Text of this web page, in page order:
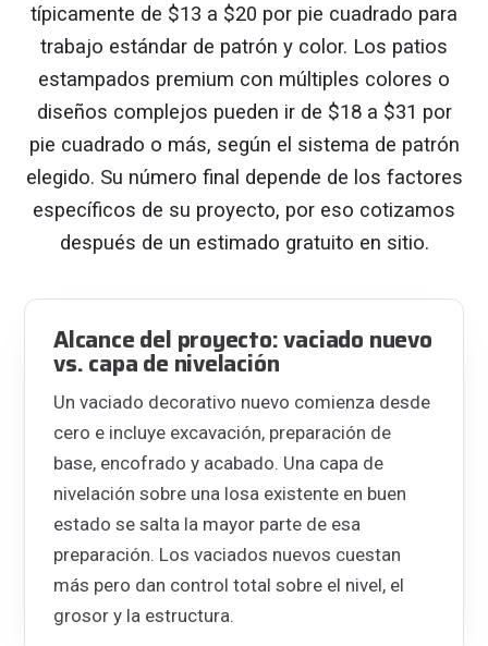
típicamente de $13 a $20 por pie cuadrado para
trabajo estándar de patrón y color. Los patios
estampados premium con múltiples colores o
diseños complejos pueden ir de $18 a $31 por
pie cuadrado o más, según el sistema de patrón
elegido. Su número final depende de los factores
específicos de su proyecto, por eso cotizamos
después de un estimado gratuito en sitio.
Alcance del proyecto: vaciado nuevo
vs. capa de nivelación
Un vaciado decorativo nuevo comienza desde
cero e incluye excavación, preparación de
base, encofrado y acabado. Una capa de
nivelación sobre una losa existente en buen
estado se salta la mayor parte de esa
preparación. Los vaciados nuevos cuestan
más pero dan control total sobre el nivel, el
grosor y la estructura.